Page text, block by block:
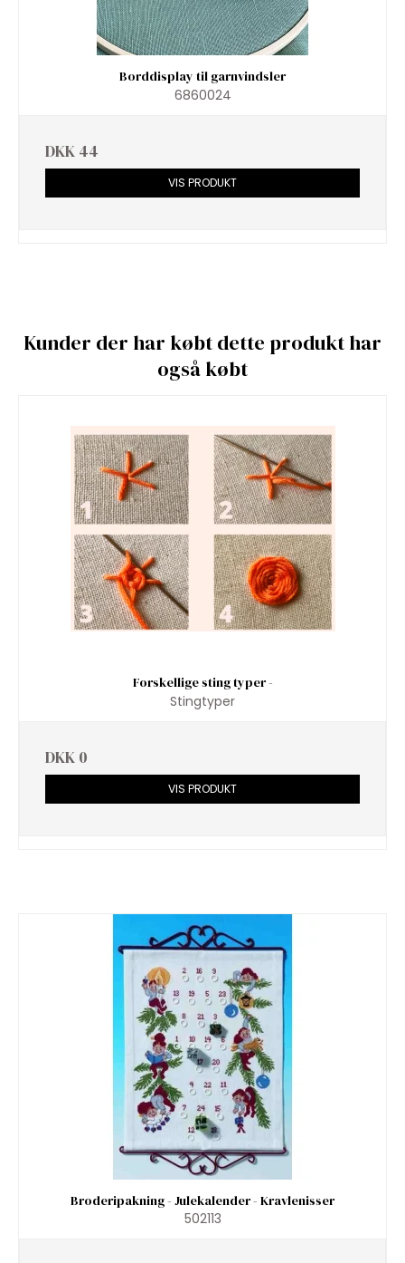
Borddisplay til garnvindsler
6860024
DKK 44
VIS PRODUKT
Kunder der har købt dette produkt har
også købt
Forskellige sting typer -
Stingtyper
DKK 0
VIS PRODUKT
Broderipakning - Julekalender - Kravlenisser
502113